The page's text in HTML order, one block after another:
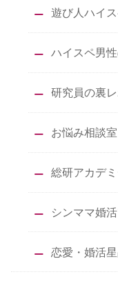
遊び人ハイ
ハイスペ男
研究員の裏
お悩み相談室
総研アカデ
シンママ婚
恋愛・婚活